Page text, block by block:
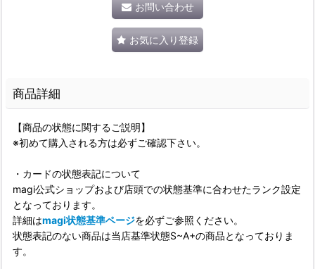
お問い合わせ
お気に入り登録
商品詳細
【商品の状態に関するご説明】
※初めて購入される方は必ずご確認下さい。
・カードの状態表記について
magi公式ショップおよび店頭での状態基準に合わせたランク設定
となっております。
詳細はmagi状態基準ページを必ずご参照ください。
状態表記のない商品は当店基準状態S~A+の商品となっておりま
す。